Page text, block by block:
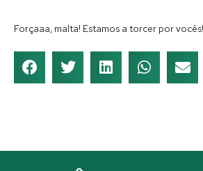
Forçaaa, malta! Estamos a torcer por vocês!